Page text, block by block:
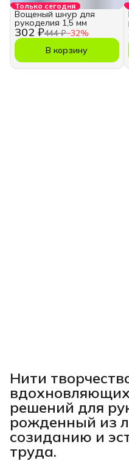
Только сегодня
302 ₽444 ₽−32%
Вощеный шнур для
рукоделия 1,5 мм
В корзину
Нити
решений для
рожденный из
созиданию и
труда.